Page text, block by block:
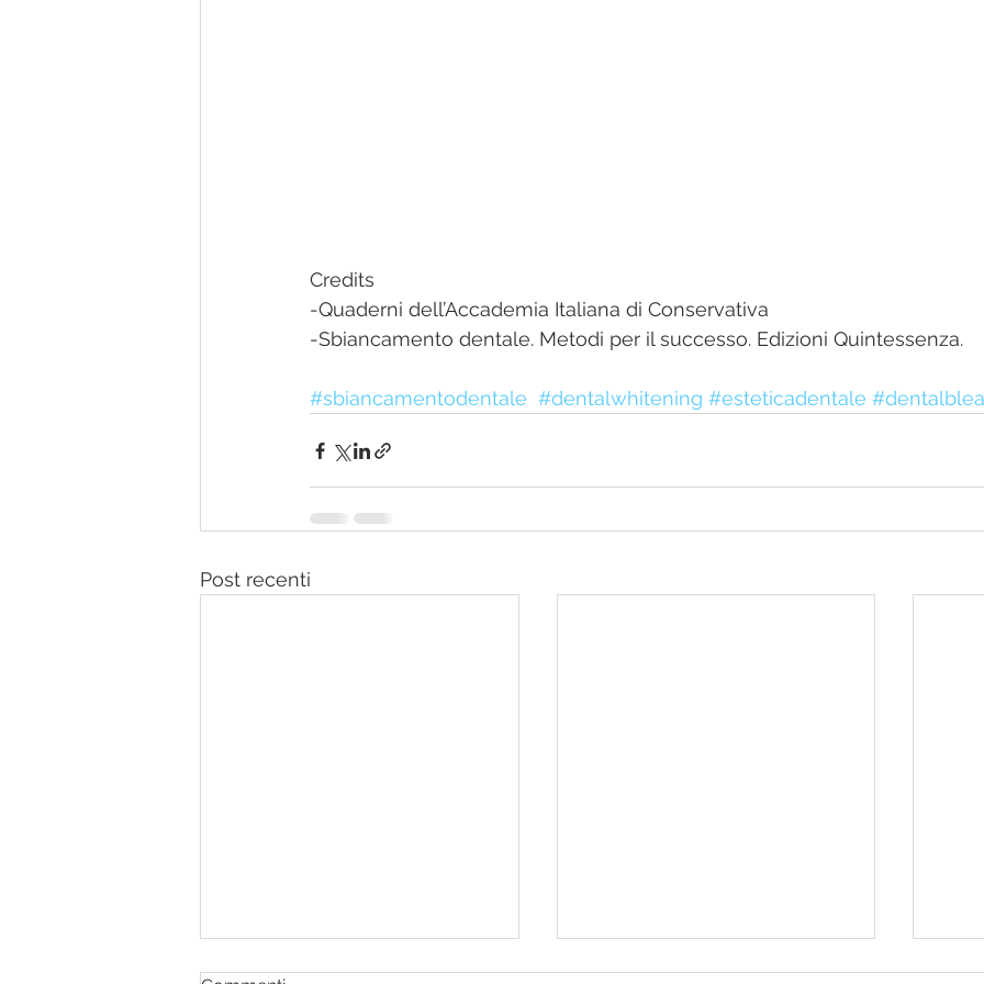
Credits
-Quaderni dell’Accademia Italiana di Conservativa
-Sbiancamento dentale. Metodi per il successo. Edizioni Quintessenza.
#sbiancamentodentale #dentalwhitening #esteticadentale
Post recenti